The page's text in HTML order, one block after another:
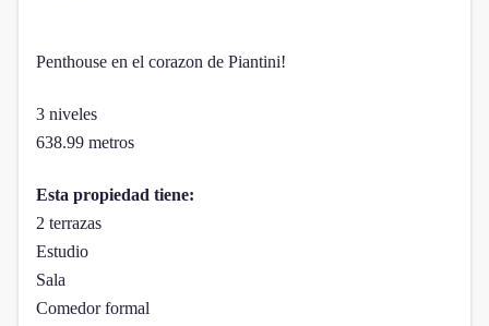
Penthouse en el corazon de Piantini!
3 niveles
638.99 metros
Esta propiedad tiene:
2 terrazas
Estudio
Sala
Comedor formal